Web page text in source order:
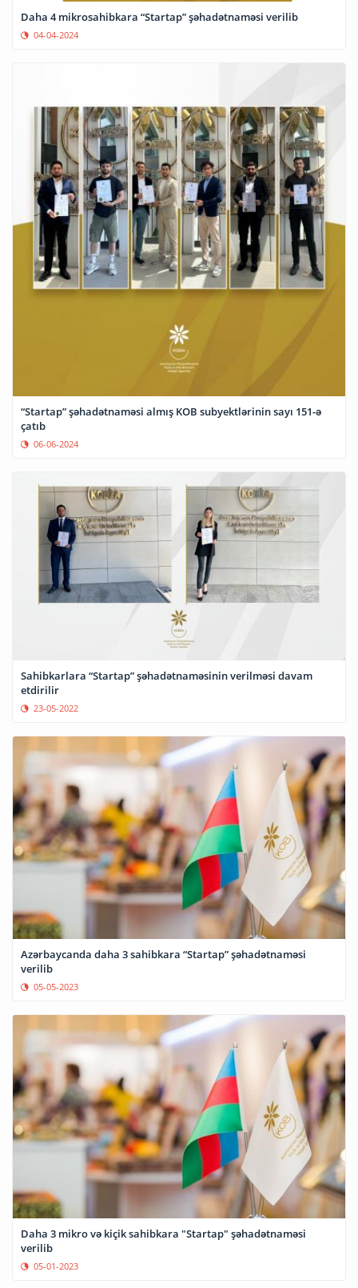
Daha 4 mikrosahibkara “Startap” şəhadətnaməsi verilib
04-04-2024
“Startap” şəhadətnaməsi almış KOB subyektlərinin sayı 151-ə
çatıb
06-06-2024
Sahibkarlara “Startap” şəhadətnaməsinin verilməsi davam
etdirilir
23-05-2022
Azərbaycanda daha 3 sahibkara “Startap” şəhadətnaməsi
verilib
05-05-2023
Daha 3 mikro və kiçik sahibkara "Startap" şəhadətnaməsi
verilib
05-01-2023